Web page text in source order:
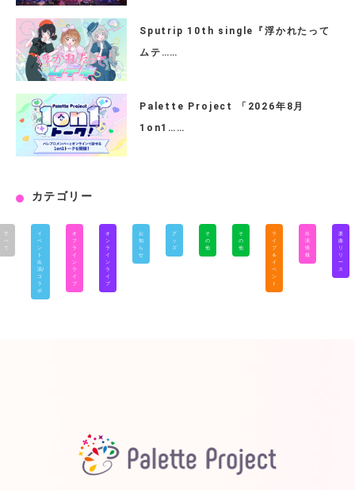
Sputrip 10th single『浮かれたって
ムテ……
Palette Project 「2026年8月
1on1……
カテゴリー
す
べ
て
イ
ベ
ン
ト
出
演/
コ
ラ
ボ
オ
フ
ラ
イ
ン
ラ
イ
ブ
オ
ン
ラ
イ
ン
ラ
イ
ブ
お
知
ら
せ
グ
ッ
ズ
そ
の
他
そ
の
他
ラ
イ
ブ
＆
イ
ベ
ン
ト
出
演
情
報
楽
曲
リ
リ
ー
ス